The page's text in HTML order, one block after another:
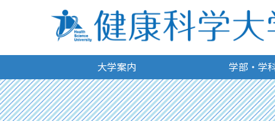
大学案内 学部・学